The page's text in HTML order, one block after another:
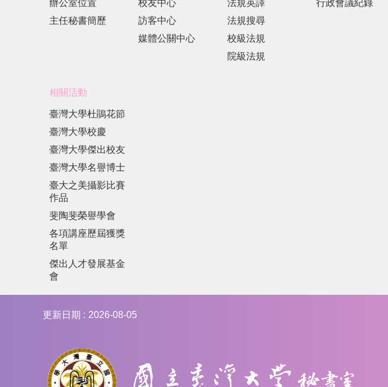
辦公室位置
主任秘書簡歷
校友中心
訪客中心
媒體公關中心
法規英譯
法規搜尋
校級法規
院級法規
行政會議紀錄
相關活動
臺灣大學杜鵑花節
臺灣大學校慶
臺灣大學傑出校友
臺灣大學名譽博士
臺大之美攝影比賽
作品
斐陶斐榮譽學會
各項講座歷屆獲獎
名單
傑出人才發展基金
會
更新日期 2026-08-05